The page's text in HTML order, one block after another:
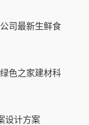
司最新生鲜食
色之家建材科
设计方案